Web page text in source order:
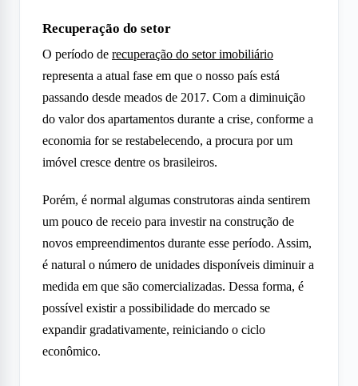
Recuperação do setor
O período de recuperação do setor imobiliário
representa a atual fase em que o nosso país está
passando desde meados de 2017. Com a diminuição
do valor dos apartamentos durante a crise, conforme a
economia for se restabelecendo, a procura por um
imóvel cresce dentre os brasileiros.
Porém, é normal algumas construtoras ainda sentirem
um pouco de receio para investir na construção de
novos empreendimentos durante esse período. Assim,
é natural o número de unidades disponíveis diminuir a
medida em que são comercializadas. Dessa forma, é
possível existir a possibilidade do mercado se
expandir gradativamente, reiniciando o ciclo
econômico.